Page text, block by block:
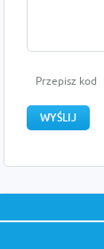
Przepisz kod